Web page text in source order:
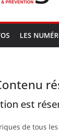
LES
est
de tous